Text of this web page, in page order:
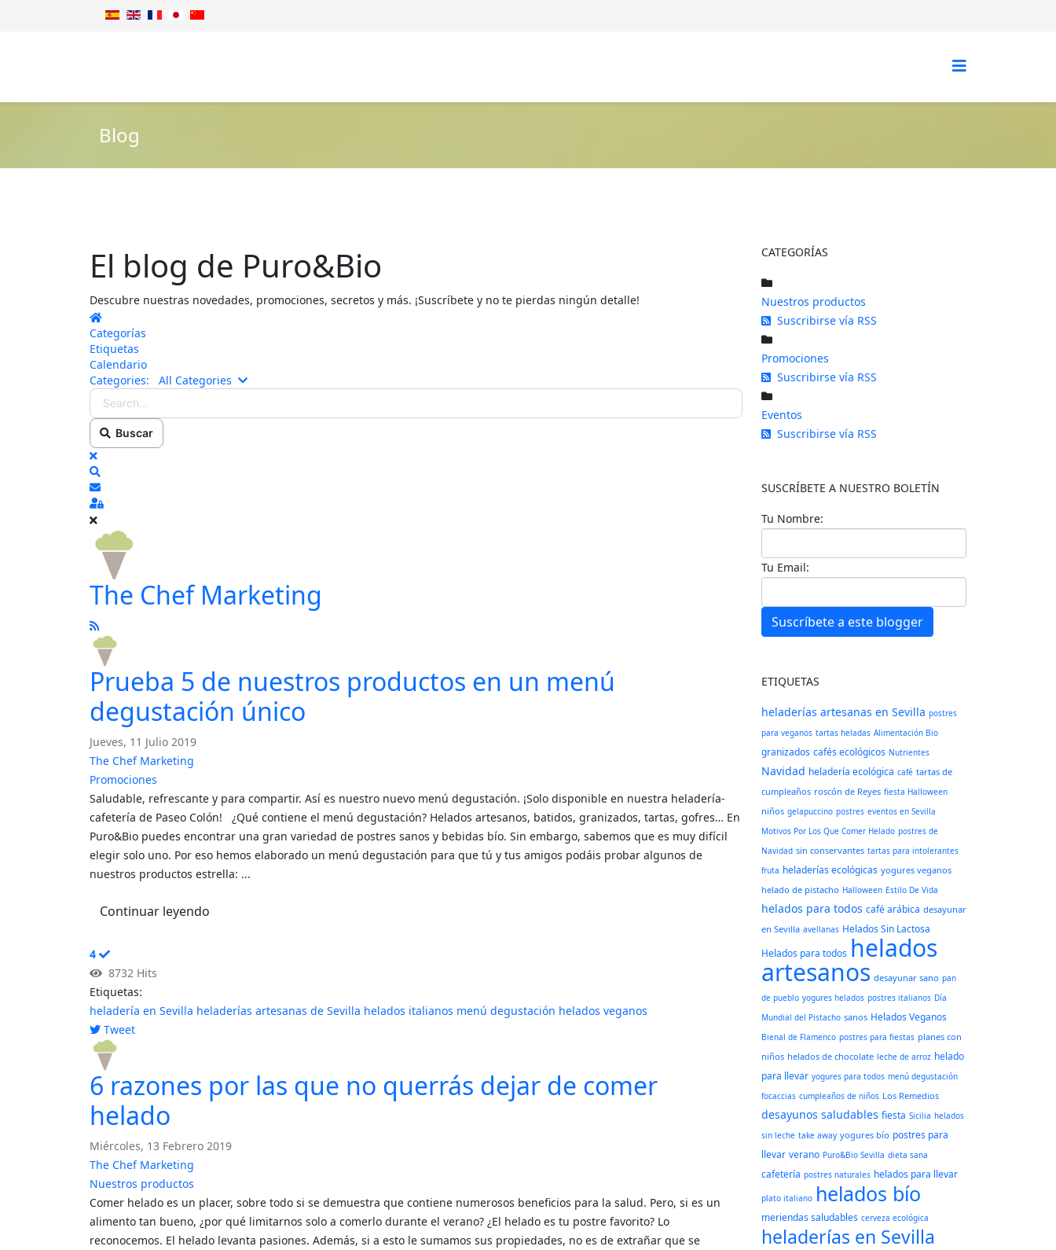
Blog
El blog de Puro&Bio
Descubre nuestras novedades, promociones, secretos y más. ¡Suscríbete y no te pierdas ningún detalle!
Home
Categorías
Etiquetas
Calendario
Categories:
All Categories Search...
Buscar
x
Suscribirse a las actualizaciones
Sign In
The Chef Marketing
Prueba 5 de nuestros productos en un menú
degustación único
Jueves, 11 Julio 2019
The Chef Marketing
Promociones
Saludable, refrescante y para compartir. Así es nuestro nuevo menú degustación. ¡Solo disponible en nuestra heladería-
cafetería de Paseo Colón! ¿Qué contiene el menú degustación? Helados artesanos, batidos, granizados, tartas, gofres… En
Puro&Bio puedes encontrar una gran variedad de postres sanos y bebidas bío. Sin embargo, sabemos que es muy difícil
elegir solo uno. Por eso hemos elaborado un menú degustación para que tú y tus amigos podáis probar algunos de
nuestros productos estrella: ...
Continuar leyendo
4
8732 Hits
Etiquetas:
heladería en Sevilla heladerías artesanas de Sevilla helados italianos menú degustación helados veganos
Tweet
pinterest
6 razones por las que no querrás dejar de comer
helado
Miércoles, 13 Febrero 2019
The Chef Marketing
Nuestros productos
Comer helado es un placer, sobre todo si se demuestra que contiene numerosos beneficios para la salud. Pero, si es un
alimento tan bueno, ¿por qué limitarnos solo a comerlo durante el verano? ¿El helado es tu postre favorito? Lo
reconocemos. El helado levanta pasiones. Además, si a esto le sumamos sus propiedades, no es de extrañar que se
CATEGORÍAS
Nuestros productos
Suscribirse vía RSS
Promociones
Suscribirse vía RSS
Eventos
Suscribirse vía RSS
SUSCRÍBETE A NUESTRO BOLETÍN
Tu Nombre:
Tu Email:
Suscríbete a este blogger
ETIQUETAS
heladerías artesanas en Sevilla postres
para veganos tartas heladas Alimentación Bio
granizados cafés ecológicos Nutrientes
Navidad heladería ecológica café tartas de
cumpleaños roscón de Reyes fiesta Halloween
niños gelapuccino postres eventos en Sevilla
Motivos Por Los Que Comer Helado postres de
Navidad sin conservantes tartas para intolerantes
fruta heladerías ecológicas yogures veganos
helado de pistacho Halloween Estilo De Vida
helados para todos café arábica desayunar
en Sevilla avellanas Helados Sin Lactosa
Helados para todos helados
artesanos desayunar sano pan
de pueblo yogures helados postres italianos Día
Mundial del Pistacho sanos Helados Veganos
Bienal de Flamenco postres para fiestas planes con
niños helados de chocolate leche de arroz helado
para llevar yogures para todos menú degustación
focaccias cumpleaños de niños Los Remedios
desayunos saludables fiesta Sicilia helados
sin leche take away yogures bío postres para
llevar verano Puro&Bio Sevilla dieta sana
cafetería postres naturales helados para llevar
plato italiano helados bío
meriendas saludables cerveza ecológica
heladerías en Sevilla